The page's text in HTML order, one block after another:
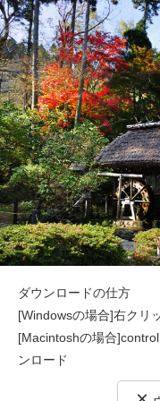
ダウンロードの仕方
[Windowsの場合]右クリ
[Macintoshの場合
ンロード